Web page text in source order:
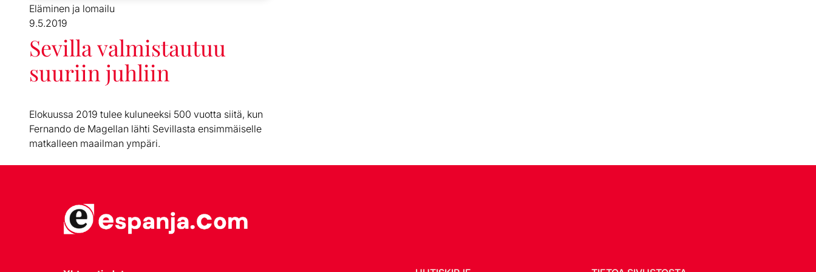
Eläminen ja lomailu
9.5.2019
Sevilla valmistautuu
suuriin juhliin
Elokuussa 2019 tulee kuluneeksi 500 vuotta siitä, kun
Fernando de Magellan lähti Sevillasta ensimmäiselle
matkalleen maailman ympäri.